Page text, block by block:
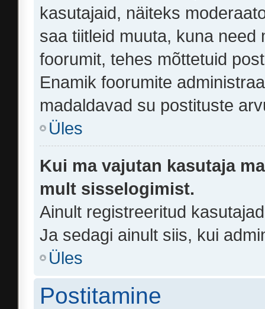
kasutajaid, näiteks
saa tiitleid muuta, kuna
foorumit, tehes mõttetuid
Enamik foorumite
madaldavad su postituste
Üles
Kui ma vajutan kasutaja
mult sisselogimist.
Ainult registreeritud
Ja sedagi ainult siis, kui
Üles
Postitamine